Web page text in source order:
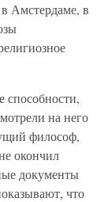
Амстердаме, в
способности,
на него
философ,
окончил
документы
что